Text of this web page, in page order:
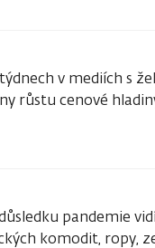
v mediích s
růstu cenové
pandemie
komodit, ropy,